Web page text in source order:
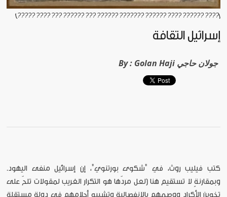
[???? ?????? ???? ?????? ??????? ?????? ??? ?????? ??? ???? ?????]
إسرائيل الثقافة
By : Golan Haji جولان حاجي
كتب فيليب روث، في "شكوى بورتنوي"، إن إسرائيل منفى اليهود.
وبمقارنةٍ لا تستقيم هنا (لعل مردّها هو التكرار الغريب لمقولات تلحّ على
تخوين الأكراد ووصمهم بالانفصالية وتشبيه أحلامهم في دولة مستقلة